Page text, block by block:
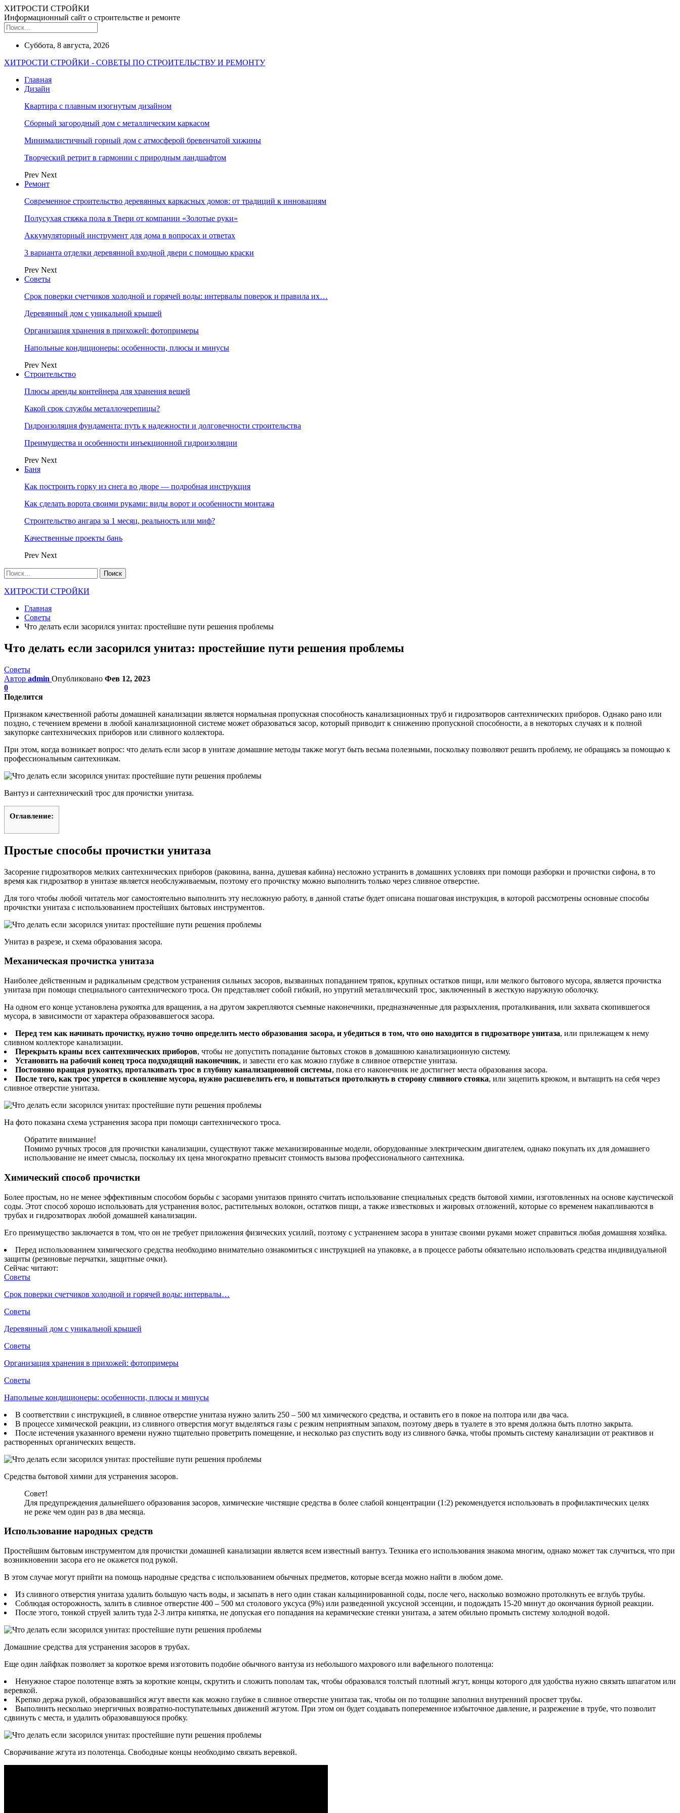
ХИТРОСТИ СТРОЙКИ
Информационный сайт о строительстве и ремонте
Суббота, 8 августа, 2026
ХИТРОСТИ СТРОЙКИ - СОВЕТЫ ПО СТРОИТЕЛЬСТВУ И РЕМОНТУ
Главная
Дизайн
Квартира с плавным изогнутым дизайном
Сборный загородный дом с металлическим каркасом
Минималистичный горный дом с атмосферой бревенчатой хижины
Творческий ретрит в гармонии с природным ландшафтом
Prev Next
Ремонт
Современное строительство деревянных каркасных домов: от традиций к инновациям
Полусухая стяжка пола в Твери от компании «Золотые руки»
Аккумуляторный инструмент для дома в вопросах и ответах
3 варианта отделки деревянной входной двери с помощью краски
Prev Next
Советы
Срок поверки счетчиков холодной и горячей воды: интервалы поверок и правила их…
Деревянный дом с уникальной крышей
Организация хранения в прихожей: фотопримеры
Напольные кондиционеры: особенности, плюсы и минусы
Prev Next
Строительство
Плюсы аренды контейнера для хранения вещей
Какой срок службы металлочерепицы?
Гидроизоляция фундамента: путь к надежности и долговечности строительства
Преимущества и особенности инъекционной гидроизоляции
Prev Next
Баня
Как построить горку из снега во дворе — подробная инструкция
Как сделать ворота своими руками: виды ворот и особенности монтажа
Строительство ангара за 1 месяц, реальность или миф?
Качественные проекты бань
Prev Next
ХИТРОСТИ СТРОЙКИ
Главная
Советы
Что делать если засорился унитаз: простейшие пути решения проблемы
Что делать если засорился унитаз: простейшие пути решения проблемы
Советы
Автор admin Опубликовано Фев 12, 2023
0
Поделится
Признаком качественной работы домашней канализации является нормальная пропускная способность канализационных труб и гидрозатворов сантехнических приборов. Однако рано или
поздно, с течением времени в любой канализационной системе может образоваться засор, который приводит к снижению пропускной способности, а в некоторых случаях и к полной
закупорке сантехнических приборов или сливного коллектора.
При этом, когда возникает вопрос: что делать если засор в унитазе домашние методы также могут быть весьма полезными, поскольку позволяют решить проблему, не обращаясь за помощью к
профессиональным сантехникам.
Вантуз и сантехнический трос для прочистки унитаза.
Оглавление:
Простые способы прочистки унитаза
Засорение гидрозатворов мелких сантехнических приборов (раковина, ванна, душевая кабина) несложно устранить в домашних условиях при помощи разборки и прочистки сифона, в то
время как гидрозатвор в унитазе является необслуживаемым, поэтому его прочистку можно выполнить только через сливное отверстие.
Для того чтобы любой читатель мог самостоятельно выполнить эту несложную работу, в данной статье будет описана пошаговая инструкция, в которой рассмотрены основные способы
прочистки унитаза с использованием простейших бытовых инструментов.
Унитаз в разрезе, и схема образования засора.
Механическая прочистка унитаза
Наиболее действенным и радикальным средством устранения сильных засоров, вызванных попаданием тряпок, крупных остатков пищи, или мелкого бытового мусора, является прочистка
унитаза при помощи специального сантехнического троса. Он представляет собой гибкий, но упругий металлический трос, заключенный в жесткую наружную оболочку.
На одном его конце установлена рукоятка для вращения, а на другом закрепляются съемные наконечники, предназначенные для разрыхления, проталкивания, или захвата скопившегося
мусора, в зависимости от характера образовавшегося засора.
Перед тем как начинать прочистку, нужно точно определить место образования засора, и убедиться в том, что оно находится в гидрозатворе унитаза, или прилежащем к нему
сливном коллекторе канализации.
Перекрыть краны всех сантехнических приборов, чтобы не допустить попадание бытовых стоков в домашнюю канализационную систему.
Установить на рабочий конец троса подходящий наконечник, и завести его как можно глубже в сливное отверстие унитаза.
Постоянно вращая рукоятку, проталкивать трос в глубину канализационной системы, пока его наконечник не достигнет места образования засора.
После того, как трос упрется в скопление мусора, нужно расшевелить его, и попытаться протолкнуть в сторону сливного стояка, или зацепить крюком, и вытащить на себя через
сливное отверстие унитаза.
На фото показана схема устранения засора при помощи сантехнического троса.
Обратите внимание!
Помимо ручных тросов для прочистки канализации, существуют также механизированные модели, оборудованные электрическим двигателем, однако покупать их для домашнего
использование не имеет смысла, поскольку их цена многократно превысит стоимость вызова профессионального сантехника.
Химический способ прочистки
Более простым, но не менее эффективным способом борьбы с засорами унитазов принято считать использование специальных средств бытовой химии, изготовленных на основе каустической
соды. Этот способ хорошо использовать для устранения волос, растительных волокон, остатков пищи, а также известковых и жировых отложений, которые со временем накапливаются в
трубах и гидрозатворах любой домашней канализации.
Его преимущество заключается в том, что он не требует приложения физических усилий, поэтому с устранением засора в унитазе своими руками может справиться любая домашняя хозяйка.
Перед использованием химического средства необходимо внимательно ознакомиться с инструкцией на упаковке, а в процессе работы обязательно использовать средства индивидуальной
защиты (резиновые перчатки, защитные очки).
Сейчас читают:
Советы
Срок поверки счетчиков холодной и горячей воды: интервалы…
Советы
Деревянный дом с уникальной крышей
Советы
Организация хранения в прихожей: фотопримеры
Советы
Напольные кондиционеры: особенности, плюсы и минусы
В соответствии с инструкцией, в сливное отверстие унитаза нужно залить 250 – 500 мл химического средства, и оставить его в покое на полтора или два часа.
В процессе химической реакции, из сливного отверстия могут выделяться газы с резким неприятным запахом, поэтому дверь в туалете в это время должна быть плотно закрыта.
После истечения указанного времени нужно тщательно проветрить помещение, и несколько раз спустить воду из сливного бачка, чтобы промыть систему канализации от реактивов и
растворенных органических веществ.
Средства бытовой химии для устранения засоров.
Совет!
Для предупреждения дальнейшего образования засоров, химические чистящие средства в более слабой концентрации (1:2) рекомендуется использовать в профилактических целях
не реже чем один раз в два месяца.
Использование народных средств
Простейшим бытовым инструментом для прочистки домашней канализации является всем известный вантуз. Техника его использования знакома многим, однако может так случиться, что при
возникновении засора его не окажется под рукой.
В этом случае могут прийти на помощь народные средства с использованием обычных предметов, которые всегда можно найти в любом доме.
Из сливного отверстия унитаза удалить большую часть воды, и засыпать в него один стакан кальцинированной соды, после чего, насколько возможно протолкнуть ее вглубь трубы.
Соблюдая осторожность, залить в сливное отверстие 400 – 500 мл столового уксуса (9%) или разведенной уксусной эссенции, и подождать 15-20 минут до окончания бурной реакции.
После этого, тонкой струей залить туда 2-3 литра кипятка, не допуская его попадания на керамические стенки унитаза, а затем обильно промыть систему холодной водой.
Домашние средства для устранения засоров в трубах.
Еще один лайфхак позволяет за короткое время изготовить подобие обычного вантуза из небольшого махрового или вафельного полотенца:
Ненужное старое полотенце взять за короткие концы, скрутить и сложить пополам так, чтобы образовался толстый плотный жгут, концы которого для удобства нужно связать шпагатом или
веревкой.
Крепко держа рукой, образовавшийся жгут ввести как можно глубже в сливное отверстие унитаза так, чтобы он по толщине заполнил внутренний просвет трубы.
Выполнить несколько энергичных возвратно-поступательных движений жгутом. При этом он будет создавать попеременное избыточное давление, и разрежение в трубе, что позволит
сдвинуть с места, и удалить образовавшуюся пробку.
Сворачивание жгута из полотенца. Свободные концы необходимо связать веревкой.